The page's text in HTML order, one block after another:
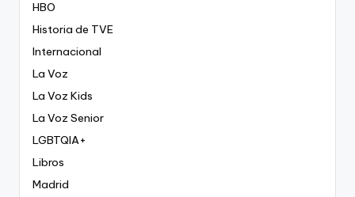
HBO
Historia de TVE
Internacional
La Voz
La Voz Kids
La Voz Senior
LGBTQIA+
Libros
Madrid